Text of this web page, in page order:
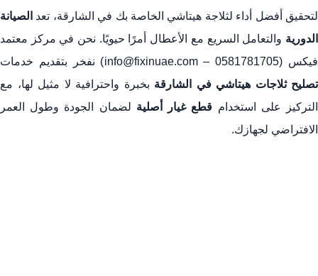
لتحقيق أفضل أداء لثلاجة هيتاشي الخاصة بك في الشارقة، تعد الصيانة
الدورية والتعامل السريع مع الأعطال أمرًا حيويًا. نحن في مركز معتمد
فيكس (0581781705 – info@fixinuae.com) نفخر بتقديم خدمات
تصليح ثلاجات هيتاشي في الشارقة بخبرة واحترافية لا مثيل لها، مع
التركيز على استخدام قطع غيار أصلية لضمان الجودة وطول العمر
الافتراضي لجهازك.